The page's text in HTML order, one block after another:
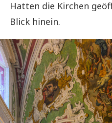
Hatten die Kirchen
Blick hinein.